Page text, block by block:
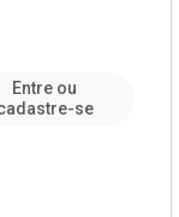
Entre ou
se